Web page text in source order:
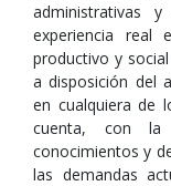
administrativas
experiencia real
productivo y
a disposición del
en cualquiera de
cuenta, con la
conocimientos y
las demandas